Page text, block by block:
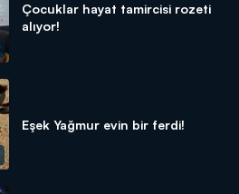
Çocuklar hayat tamircisi rozeti
alıyor!
Eşek Yağmur evin bir ferdi!